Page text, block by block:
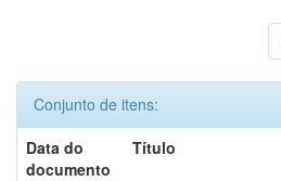
Conjunto de itens:
Data do
documento
Título